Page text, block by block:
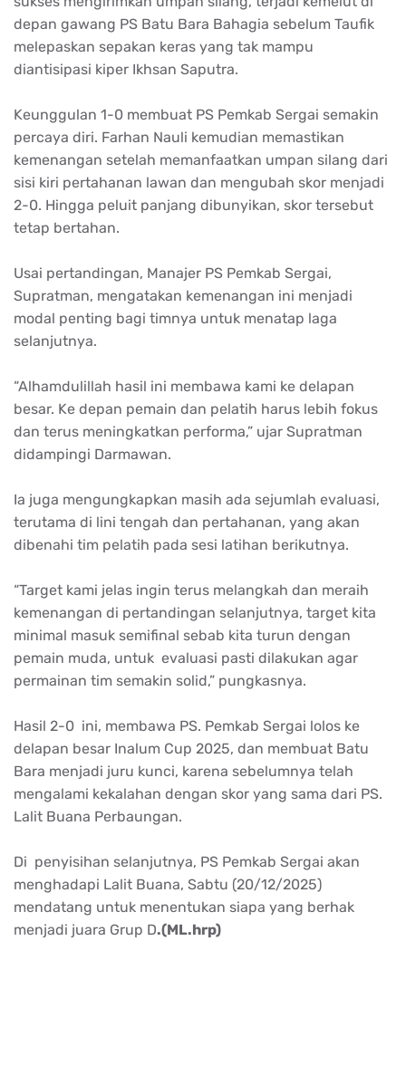
depan gawang PS Batu Bara Bahagia sebelum Taufik
melepaskan sepakan keras yang tak mampu
diantisipasi kiper Ikhsan Saputra.
Keunggulan 1-0 membuat PS Pemkab Sergai semakin
percaya diri. Farhan Nauli kemudian memastikan
kemenangan setelah memanfaatkan umpan silang dari
sisi kiri pertahanan lawan dan mengubah skor menjadi
2-0. Hingga peluit panjang dibunyikan, skor tersebut
tetap bertahan.
Usai pertandingan, Manajer PS Pemkab Sergai,
Supratman, mengatakan kemenangan ini menjadi
modal penting bagi timnya untuk menatap laga
selanjutnya.
“Alhamdulillah hasil ini membawa kami ke delapan
besar. Ke depan pemain dan pelatih harus lebih fokus
dan terus meningkatkan performa,” ujar Supratman
didampingi Darmawan.
Ia juga mengungkapkan masih ada sejumlah evaluasi,
terutama di lini tengah dan pertahanan, yang akan
dibenahi tim pelatih pada sesi latihan berikutnya.
“Target kami jelas ingin terus melangkah dan meraih
kemenangan di pertandingan selanjutnya, target kita
minimal masuk semifinal sebab kita turun dengan
pemain muda, untuk evaluasi pasti dilakukan agar
permainan tim semakin solid,” pungkasnya.
Hasil 2-0 ini, membawa PS. Pemkab Sergai lolos ke
delapan besar Inalum Cup 2025, dan membuat Batu
Bara menjadi juru kunci, karena sebelumnya telah
mengalami kekalahan dengan skor yang sama dari PS.
Lalit Buana Perbaungan.
Di penyisihan selanjutnya, PS Pemkab Sergai akan
menghadapi Lalit Buana, Sabtu (20/12/2025)
mendatang untuk menentukan siapa yang berhak
menjadi juara Grup D.(ML.hrp)